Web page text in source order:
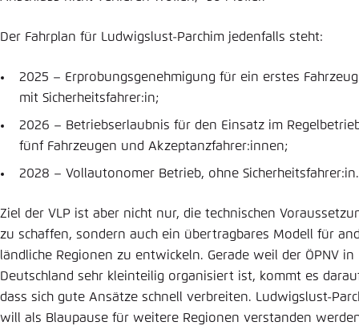
Der Fahrplan für Ludwigslust-Parchim jedenfalls steht:
2025 – Erprobungsgenehmigung für ein erstes
mit Sicherheitsfahrer:in;
2026 – Betriebserlaubnis für den Einsatz im
fünf Fahrzeugen und Akzeptanzfahrer:innen;
2028 – Vollautonomer Betrieb, ohne Sicherheitsfahrer:in.
Ziel der VLP ist aber nicht nur, die technischen
zu schaffen, sondern auch ein übertragbares Modell für
ländliche Regionen zu entwickeln. Gerade weil der ÖPNV in
Deutschland sehr kleinteilig organisiert ist, kommt es
dass sich gute Ansätze schnell verbreiten. Ludwigslust-
will als Blaupause für weitere Regionen verstanden